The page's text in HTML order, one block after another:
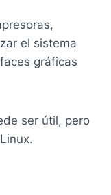
el sistema
gráficas
ser útil, pero